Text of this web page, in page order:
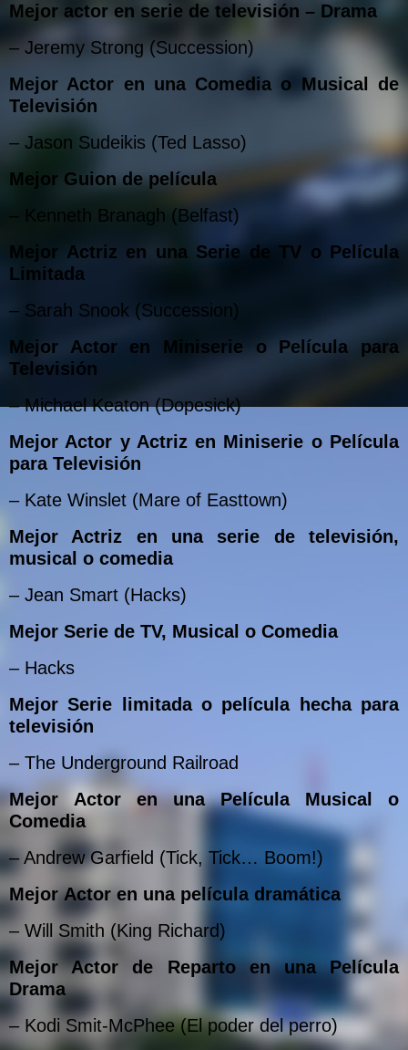
Mejor actor en serie de televisión – Drama
– Jeremy Strong (Succession)
Mejor Actor en una Comedia o Musical de
Televisión
– Jason Sudeikis (Ted Lasso)
Mejor Guion de película
– Kenneth Branagh (Belfast)
Mejor Actriz en una Serie de TV o Película
Limitada
– Sarah Snook (Succession)
Mejor Actor en Miniserie o Película para
Televisión
– Michael Keaton (Dopesick)
Mejor Actor y Actriz en Miniserie o Película
para Televisión
– Kate Winslet (Mare of Easttown)
Mejor Actriz en una serie de televisión,
musical o comedia
– Jean Smart (Hacks)
Mejor Serie de TV, Musical o Comedia
– Hacks
Mejor Serie limitada o película hecha para
televisión
– The Underground Railroad
Mejor Actor en una Película Musical o
Comedia
– Andrew Garfield (Tick, Tick… Boom!)
Mejor Actor en una película dramática
– Will Smith (King Richard)
Mejor Actor de Reparto en una Película
Drama
– Kodi Smit-McPhee (El poder del perro)